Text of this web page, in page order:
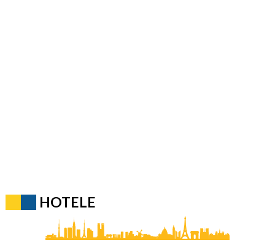
HOTELE